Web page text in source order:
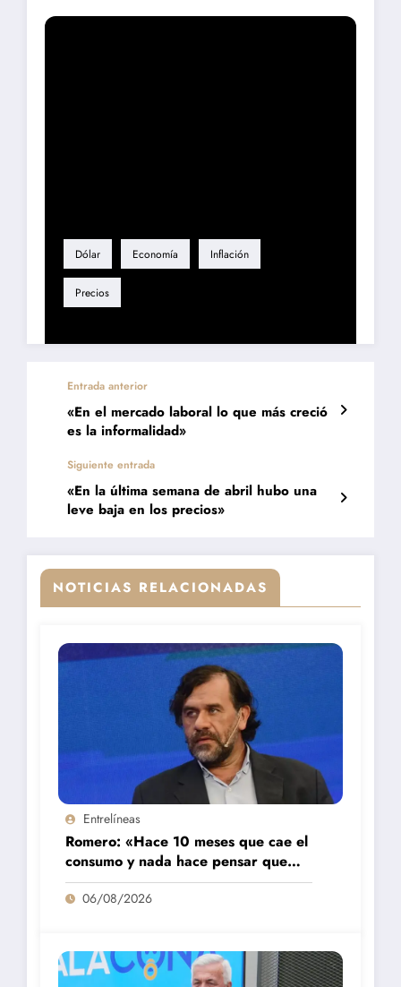
Dólar Economía Inflación
Precios
Entrada anterior
«En el mercado laboral lo que más creció
es la informalidad»
Siguiente entrada
«En la última semana de abril hubo una
leve baja en los precios»
NOTICIAS RELACIONADAS
Entrelíneas
Romero: «Hace 10 meses que cae el
consumo y nada hace pensar que
vaya a repuntar»
06/08/2026